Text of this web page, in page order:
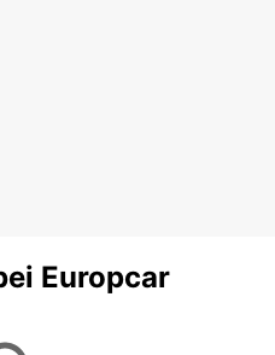
Europcar